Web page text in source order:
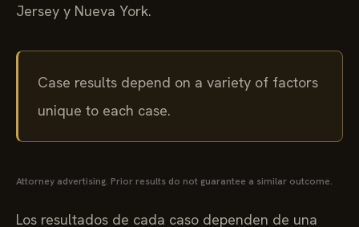
Jersey y Nueva York.
Case results depend on a variety of factors
unique to each case.
Attorney advertising. Prior results do not guarantee a similar outcome.
Los resultados de cada caso dependen de una